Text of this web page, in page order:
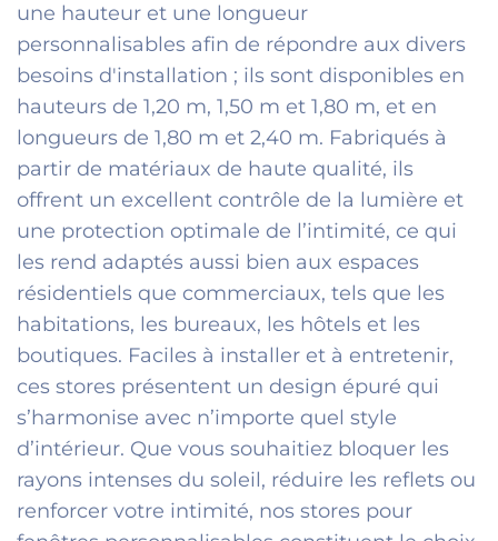
une hauteur et une longueur
personnalisables afin de répondre aux divers
besoins d'installation ; ils sont disponibles en
hauteurs de 1,20 m, 1,50 m et 1,80 m, et en
longueurs de 1,80 m et 2,40 m. Fabriqués à
partir de matériaux de haute qualité, ils
offrent un excellent contrôle de la lumière et
une protection optimale de l’intimité, ce qui
les rend adaptés aussi bien aux espaces
résidentiels que commerciaux, tels que les
habitations, les bureaux, les hôtels et les
boutiques. Faciles à installer et à entretenir,
ces stores présentent un design épuré qui
s’harmonise avec n’importe quel style
d’intérieur. Que vous souhaitiez bloquer les
rayons intenses du soleil, réduire les reflets ou
renforcer votre intimité, nos stores pour